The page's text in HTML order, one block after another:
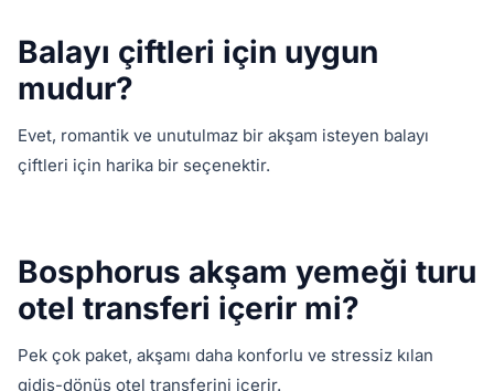
Balayı çiftleri için uygun
mudur?
Evet, romantik ve unutulmaz bir akşam isteyen balayı
çiftleri için harika bir seçenektir.
Bosphorus akşam yemeği turu
otel transferi içerir mi?
Pek çok paket, akşamı daha konforlu ve stressiz kılan
gidiş-dönüş otel transferini içerir.